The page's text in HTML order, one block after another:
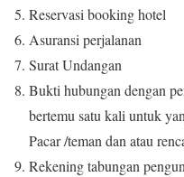
Reservasi booking hotel
Asuransi perjalanan
Surat Undangan
Bukti hubungan dengan
bertemu satu kali untuk
Pacar /teman dan atau
Rekening tabungan